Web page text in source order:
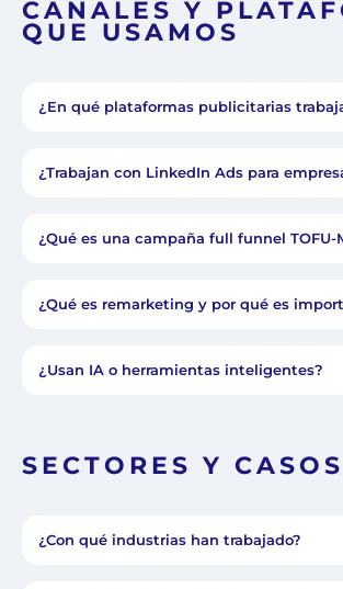
CANALES Y
QUE USAMOS
¿En qué plataformas publicitarias
¿Trabajan con LinkedIn Ads para
¿Qué es una campaña full funnel TOFU-
¿Qué es remarketing y por qué es
¿Usan IA o herramientas inteligentes?
SECTORES Y CASOS
¿Con qué industrias han trabajado?